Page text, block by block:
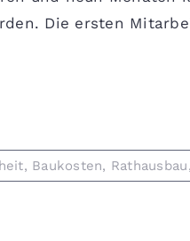
Die ersten
, Baukosten, Rathausbau,